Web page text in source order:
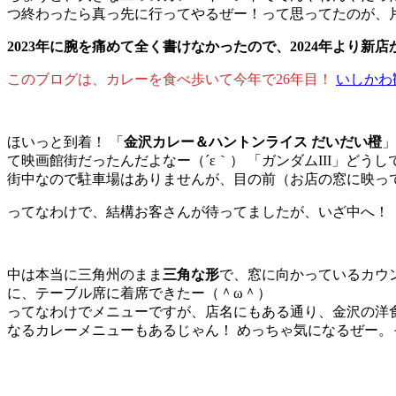
つ終わったら真っ先に行ってやるぜー！って思ってたのが、
2023年に腕を痛めて全く書けなかったので、2024年より新
このブログは、カレーを食べ歩いて今年で26年目！ いしか
ほいっと到着！ 「 金沢カレー＆ハントンライス だいだい橙
て映画館街だったんだよなー（´ε｀） 「 ガンダムIII」
どうし
街中なので駐車場はありませんが、目の前（お店の窓に映
ってなわけで、結構お客さんが待ってましたが、いざ中へ！
中は本当に三角州のまま 三角な形で、窓に向かっているカ
に、テーブル席に着席できたー（＾ω＾）
ってなわけでメニューですが、店名にもある通り、金沢の洋
なるカレーメニューもあるじゃん！ めっちゃ気になるぜー